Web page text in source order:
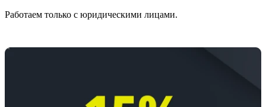
Работаем только с юридическими лицами.